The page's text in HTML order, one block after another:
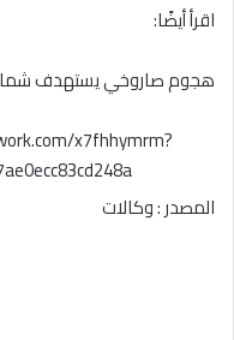
اقرأ أيضًا:
هجوم صاروخي يستهدف
x7fhhymrm?
المصدر : وكالات